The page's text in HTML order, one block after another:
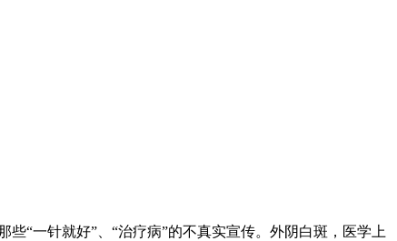
“一针就好”、“治疗病”的不真实宣传。外阴白斑，医学上